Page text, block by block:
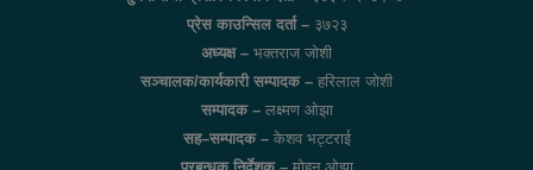
प्रेस काउन्सिल दर्ता – ३७२३
अध्यक्ष – भक्तराज जोशी
सञ्चालक/कार्यकारी सम्पादक – हरिलाल जोशी
सम्पादक –लक्ष्मण ओझा
सह–सम्पादक –केशव भट्टराई